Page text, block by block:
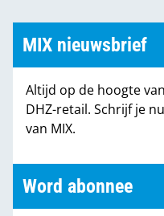
Marktcijfers
Partners
MIX nieuwsbrief
Altijd op de hoogte
DHZ-retail. Schrijf je
van MIX.
Word abonnee